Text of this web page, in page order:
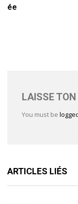
ée
LAISSE
You must be
ARTICLES LIÉS